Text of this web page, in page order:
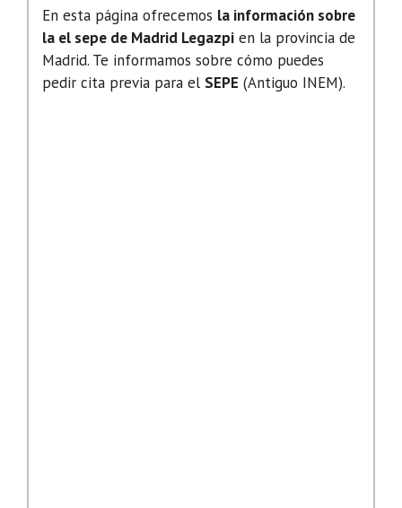
En esta página ofrecemos la información sobre
la el sepe de Madrid Legazpi en la provincia de
Madrid. Te informamos sobre cómo puedes
pedir cita previa para el SEPE (Antiguo INEM).